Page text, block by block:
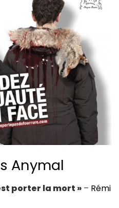
Anymal
porter la mort » – Rémi